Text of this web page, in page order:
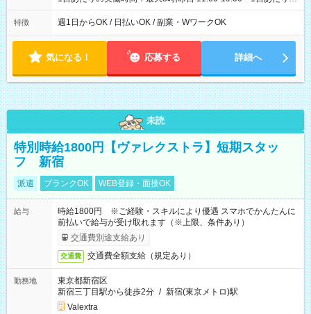
実働時間：1-5時間 └上記の時間帯内であれば、いつでも勤務可
能！ └平日・土曜日の中で、お好きな曜日でご勤務いただけま
18:00 などのように、自由な働き方が可能なお仕事です！
特徴 週1日からOK / 日払いOK / 副業・WワークOK
気になる！ 応募する 詳細へ
未読
特別時給1800円【ヴァレクストラ】短期スタッ
フ 新宿
派遣 ブランクOK WEB登録・面接OK
給与
時給1800円 ※ご経験・スキルにより優遇 スマホでかんたんに
前払いで給与が受け取れます（※上限、条件あり）
交通費別途支給あり
交通費 交通費全額支給（規定あり）
勤務地
東京都新宿区
新宿三丁目駅から徒歩2分 / 新宿(東京メトロ)駅
Valextra